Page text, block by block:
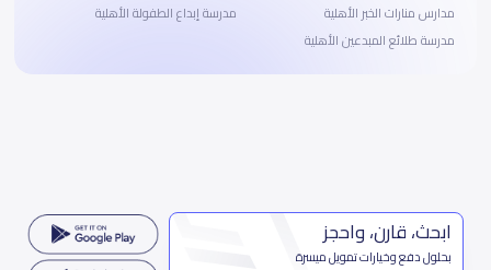
مدارس منارات الخبر الأهلية
مدرسة طلائع المبدعين الأهلية
مدرسة إبداع الطفولة الأهلية
ابحث، قارن، واحجز
بحلول دفع وخيارات تمويل ميسرة